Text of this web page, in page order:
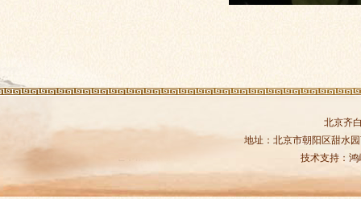
北京齐
地址：北京市朝阳区甜水
技术支持： 鸿